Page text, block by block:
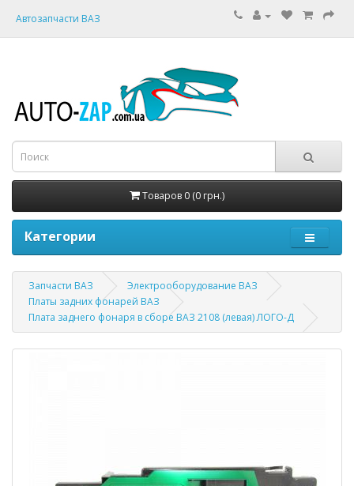
Автозапчасти ВАЗ
Товаров 0 (0 грн.)
Категории
Запчасти ВАЗ
Электрооборудование ВАЗ
Платы задних фонарей ВАЗ
Плата заднего фонаря в сборе ВАЗ 2108 (левая) ЛОГО-Д